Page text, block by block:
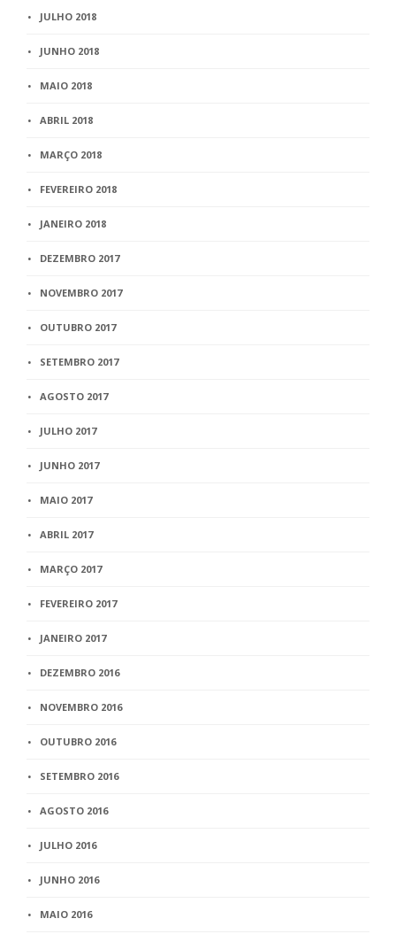
JULHO 2018
JUNHO 2018
MAIO 2018
ABRIL 2018
MARÇO 2018
FEVEREIRO 2018
JANEIRO 2018
DEZEMBRO 2017
NOVEMBRO 2017
OUTUBRO 2017
SETEMBRO 2017
AGOSTO 2017
JULHO 2017
JUNHO 2017
MAIO 2017
ABRIL 2017
MARÇO 2017
FEVEREIRO 2017
JANEIRO 2017
DEZEMBRO 2016
NOVEMBRO 2016
OUTUBRO 2016
SETEMBRO 2016
AGOSTO 2016
JULHO 2016
JUNHO 2016
MAIO 2016